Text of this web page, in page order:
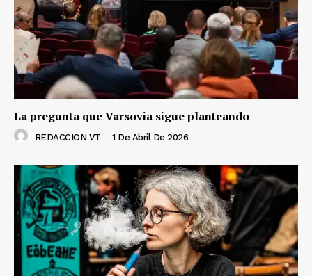
La pregunta que Varsovia sigue planteando
REDACCION VT - 1 De Abril De 2026